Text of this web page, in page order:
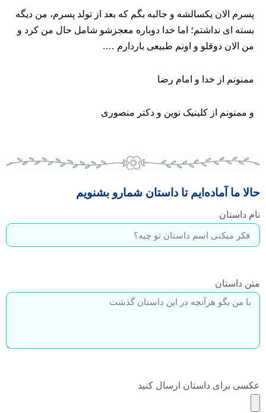
پسرم الان یکسالشه و جالبه بگم که بعد از تولد پسرم، من دیگه
بسته ای نداشتم؛ اما خدا دوباره معجزشو شامل حال من کرد و
من الان دوقلو و اونم طبیعی باردارم ….
ممنونم از خدا و امام رضا
و ممنونم از کلینیک نوین و دکتر منصوری
حالا ما آماده‌ایم تا داستان شمارو بشنویم
نام داستان
متن داستان
عکسی برای داستان ارسال کنید